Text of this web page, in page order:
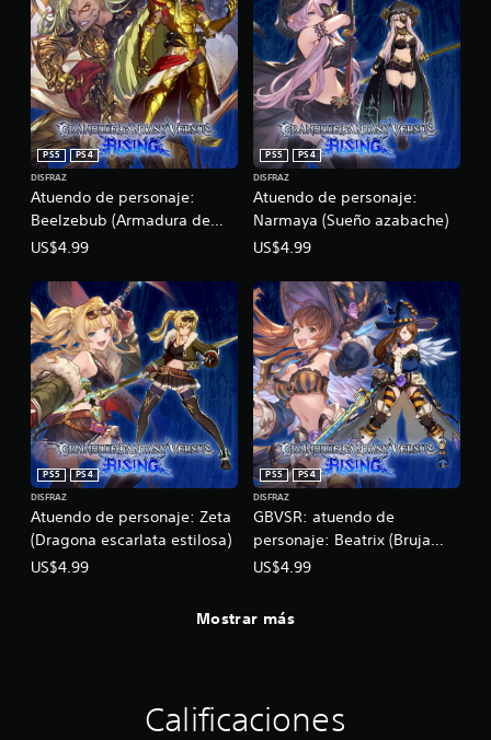
Atuendo de personaje:
Beelzebub (Armadura de
gobernante áureo)
PS5
PS4
DISFRAZ
US$4.99
Atuendo de personaje:
Narmaya (Sueño azabache)
PS5
PS4
DISFRAZ
US$4.99
Atuendo de personaje: Zeta
(Dragona escarlata estilosa)
PS5
PS4
DISFRAZ
US$4.99
GBVSR: atuendo de
personaje: Beatrix (Bruja
índigo)
PS5
PS4
DISFRAZ
US$4.99
Mostrar más
Calificaciones